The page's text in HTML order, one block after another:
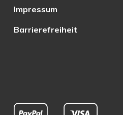
Impressum
Barrierefreiheit